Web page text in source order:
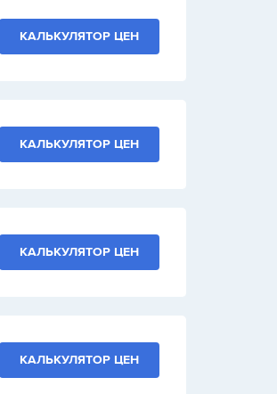
КАЛЬКУЛЯТОР ЦЕН
КАЛЬКУЛЯТОР ЦЕН
КАЛЬКУЛЯТОР ЦЕН
КАЛЬКУЛЯТОР ЦЕН